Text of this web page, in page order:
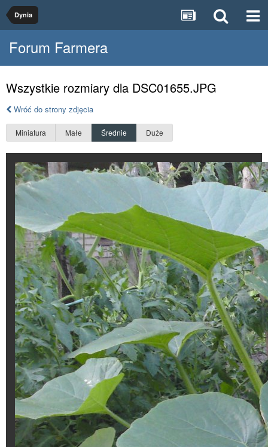
Dynia
Forum Farmera
Wszystkie rozmiary dla DSC01655.JPG
Wróć do strony zdjęcia
Miniatura Małe Średnie Duże